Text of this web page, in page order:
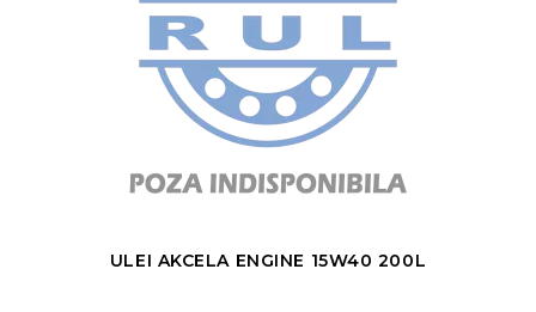
ULEI AKCELA ENGINE 15W40 200L